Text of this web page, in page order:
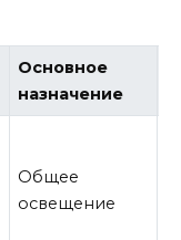
Основное
назначение
Общее
освещение